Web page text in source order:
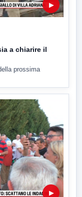
▶
a chiarire il
prossima
▶